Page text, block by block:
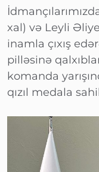
xal) və Leyli
inamla çıxış
pilləsinə
komanda
qızıl medala